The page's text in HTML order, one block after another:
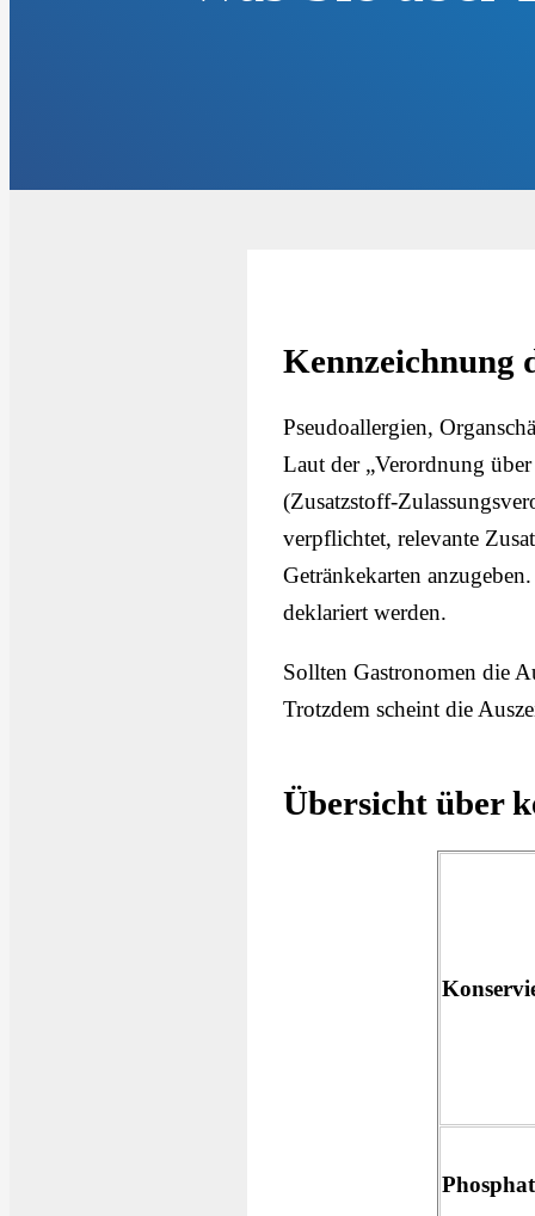
Kennzeichnung
Pseudoallergien,
Laut der „Verordnung
(Zusatzstoff-
verpflichtet, relevante
Getränkekarten
deklariert werden.
Sollten Gastronomen die
Trotzdem scheint die
Übersicht über
Phosphat